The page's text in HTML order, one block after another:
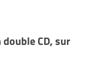
CD, sur